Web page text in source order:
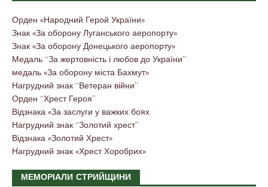
Орден «Народний Герой України»
Знак «За оборону Луганського аеропорту»
Знак «За оборону Донецького аеропорту»
Медаль “За жертовність і любов до України”
медаль «За оборону міста Бахмут»
Нагрудний знак “Ветеран війни”
Орден “Хрест Героя”
Відзнака «За заслуги у важких боях
Нагрудний знак “Золотий хрест”
Відзнака «Золотий Хрест»
Нагрудний знак «Хрест Хоробрих»
МЕМОРІАЛИ СТРИЙЩИНИ